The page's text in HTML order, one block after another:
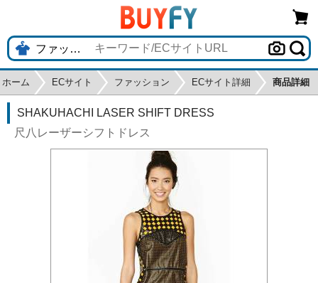
ホーム ECサイト ファッション ECサイト詳細 商品詳細
SHAKUHACHI LASER SHIFT DRESS
尺八レーザーシフトドレス